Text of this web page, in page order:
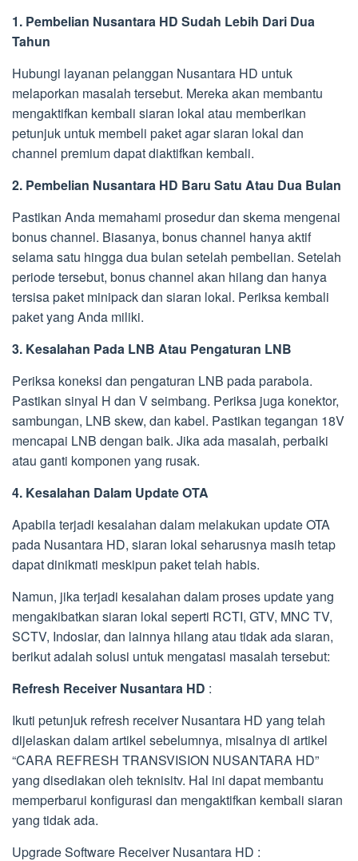
1. Pembelian Nusantara HD Sudah Lebih Dari Dua
Tahun
Hubungi layanan pelanggan Nusantara HD untuk
melaporkan masalah tersebut. Mereka akan membantu
mengaktifkan kembali siaran lokal atau memberikan
petunjuk untuk membeli paket agar siaran lokal dan
channel premium dapat diaktifkan kembali.
2. Pembelian Nusantara HD Baru Satu Atau Dua Bulan
Pastikan Anda memahami prosedur dan skema mengenai
bonus channel. Biasanya, bonus channel hanya aktif
selama satu hingga dua bulan setelah pembelian. Setelah
periode tersebut, bonus channel akan hilang dan hanya
tersisa paket minipack dan siaran lokal. Periksa kembali
paket yang Anda miliki.
3. Kesalahan Pada LNB Atau Pengaturan LNB
Periksa koneksi dan pengaturan LNB pada parabola.
Pastikan sinyal H dan V seimbang. Periksa juga konektor,
sambungan, LNB skew, dan kabel. Pastikan tegangan 18V
mencapai LNB dengan baik. Jika ada masalah, perbaiki
atau ganti komponen yang rusak.
4. Kesalahan Dalam Update OTA
Apabila terjadi kesalahan dalam melakukan update OTA
pada Nusantara HD, siaran lokal seharusnya masih tetap
dapat dinikmati meskipun paket telah habis.
Namun, jika terjadi kesalahan dalam proses update yang
mengakibatkan siaran lokal seperti RCTI, GTV, MNC TV,
SCTV, Indosiar, dan lainnya hilang atau tidak ada siaran,
berikut adalah solusi untuk mengatasi masalah tersebut:
Refresh Receiver Nusantara HD :
Ikuti petunjuk refresh receiver Nusantara HD yang telah
dijelaskan dalam artikel sebelumnya, misalnya di artikel
“CARA REFRESH TRANSVISION NUSANTARA HD”
yang disediakan oleh teknisitv. Hal ini dapat membantu
memperbarui konfigurasi dan mengaktifkan kembali siaran
yang tidak ada.
Upgrade Software Receiver Nusantara HD :